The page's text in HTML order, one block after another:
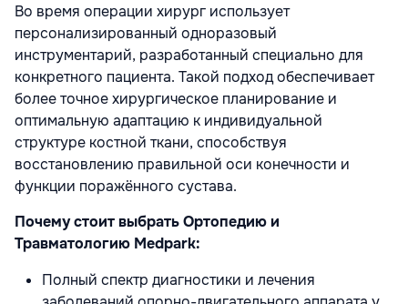
Во время операции хирург использует
персонализированный одноразовый
инструментарий, разработанный специально для
конкретного пациента. Такой подход обеспечивает
более точное хирургическое планирование и
оптимальную адаптацию к индивидуальной
структуре костной ткани, способствуя
восстановлению правильной оси конечности и
функции поражённого сустава.
Почему стоит выбрать Ортопедию и
Травматологию Medpark:
Полный спектр диагностики и лечения